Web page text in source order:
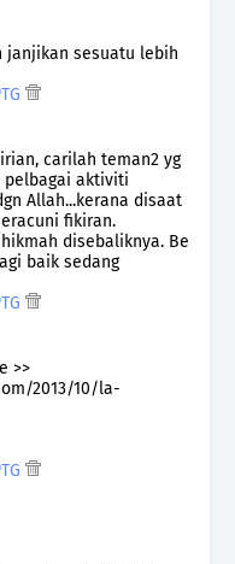
janjikan sesuatu lebih
carilah teman2 yg
pelbagai aktiviti
Allah...kerana disaat
fikiran.
disebaliknya. Be
baik sedang
>>
2013/10/la-